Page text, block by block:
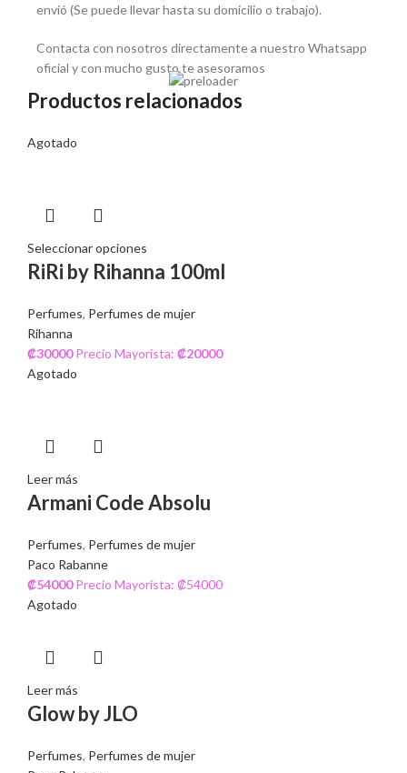
envió (Se puede llevar hasta su domicilio o trabajo).
Contacta con nosotros directamente a nuestro Whatsapp
oficial y con mucho gusto te asesoramos
Productos relacionados
Agotado
Seleccionar opciones
RiRi by Rihanna 100ml
Perfumes, Perfumes de mujer
Rihanna
₡30000 Precio Mayorista: ₡20000
Agotado
Leer más
Armani Code Absolu
Perfumes, Perfumes de mujer
Paco Rabanne
₡54000 Precio Mayorista: ₡54000
Agotado
Leer más
Glow by JLO
Perfumes, Perfumes de mujer